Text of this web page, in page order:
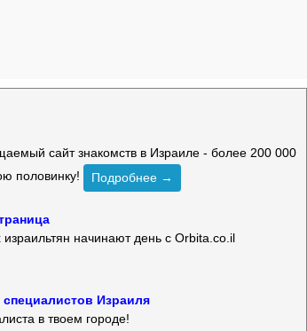
сайт знакомств в Израиле - более 200 000
половинку!
Подробнее →
начинают день с Orbita.co.il
Израиля
в твоем городе!